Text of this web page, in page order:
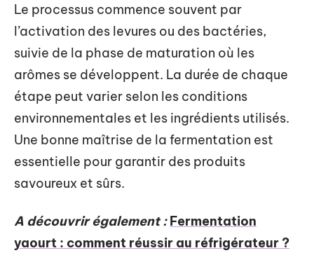
Le processus commence souvent par
l’activation des levures ou des bactéries,
suivie de la phase de maturation où les
arômes se développent. La durée de chaque
étape peut varier selon les conditions
environnementales et les ingrédients utilisés.
Une bonne maîtrise de la fermentation est
essentielle pour garantir des produits
savoureux et sûrs.
A découvrir également : Fermentation
yaourt : comment réussir au réfrigérateur ?